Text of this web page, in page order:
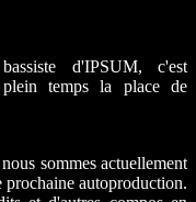
d'IPSUM, c'est
temps la place de
sommes actuellement
autoproduction.